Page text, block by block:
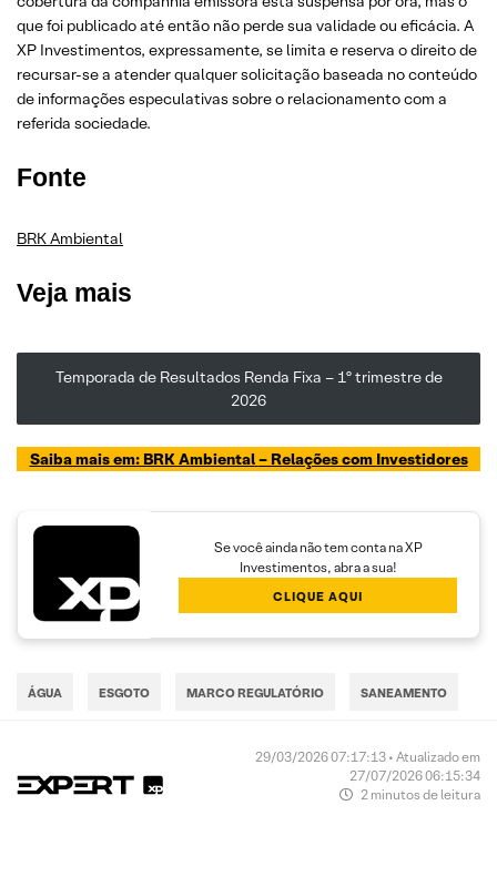
que foi publicado até então não perde sua validade ou eficácia. A
XP Investimentos, expressamente, se limita e reserva o direito de
recursar-se a atender qualquer solicitação baseada no conteúdo
de informações especulativas sobre o relacionamento com a
referida sociedade.
Fonte
BRK Ambiental
Veja mais
Temporada de Resultados Renda Fixa – 1º trimestre de
2026
Saiba mais em: BRK Ambiental– Relações com Investidores
Se você ainda não tem conta na XP
Investimentos, abra a sua!
CLIQUE AQUI
ÁGUA ESGOTO MARCO REGULATÓRIO SANEAMENTO
29/03/2026 07:17:13 • Atualizado em
27/07/2026 06:15:34
2 minutos de leitura